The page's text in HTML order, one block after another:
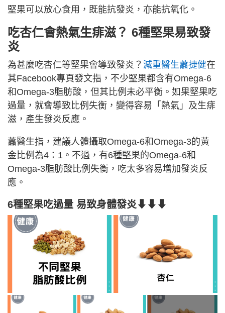
堅果可以放心食用，既能抗發炎，亦能抗氧化。
吃杏仁會熱氣生痱滋？ 6種堅果易致發
炎
為甚麼吃杏仁等堅果會導致發炎？ 減重醫生蕭捷健在
其Facebook專頁發文指，不少堅果都含有Omega-6
和Omega-3脂肪酸，但其比例未必平衡。如果堅果吃
過量，就會導致比例失衡，變得容易「熱氣」及生痱
滋，產生發炎反應。
蕭醫生指，建議人體攝取Omega-6和Omega-3的黃
金比例為4：1。不過，有6種堅果的Omega-6和
Omega-3脂肪酸比例失衡，吃太多容易增加發炎反
應。
6種堅果吃過量 易致身體發炎⬇⬇⬇